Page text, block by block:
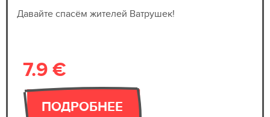
Давайте спасём жителей Ватрушек!
7.9 €
ПОДРОБНЕЕ